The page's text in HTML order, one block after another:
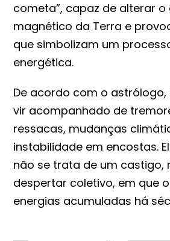
cometa”, capaz de alterar
magnético da Terra e
que simbolizam um
energética.
De acordo com o
vir acompanhado de
ressacas, mudanças
instabilidade em encostas.
não se trata de um castigo,
despertar coletivo, em que
energias acumuladas há